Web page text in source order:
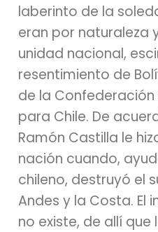
laberinto de la
eran por naturaleza
unidad nacional,
resentimiento de
de la
para Chile. De
Ramón Castilla le
nación cuando,
chileno, destruyó el
Andes y la Costa. El
no existe, de allí